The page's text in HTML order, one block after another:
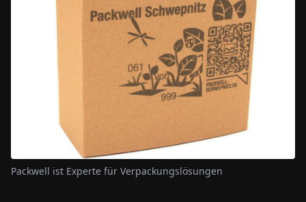
Packwell ist Experte für Verpackungslösungen